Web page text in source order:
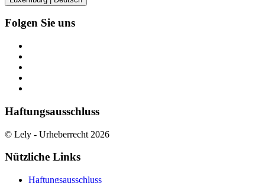
Folgen Sie uns
Haftungsausschluss
© Lely - Urheberrecht 2026
Nützliche Links
Haftungsausschluss